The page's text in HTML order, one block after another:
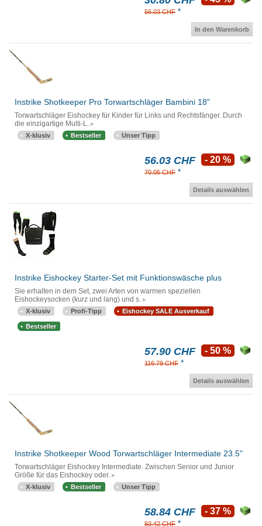
56.03 CHF *
In den Warenkorb
Instrike Shotkeeper Pro Torwartschläger Bambini 18"
Torwartschläger Eishockey für Kinder für Links und Rechtsfänger. Durch
die einzigartige Multi-L.
X-klusiv Bestseller Unser Tipp
56.03 CHF
70.05 CHF *
- 20 %
Details auswählen
Instrike Eishockey Starter-Set mit Funktionswäsche plus
Sie erhalten in dem Set, zwei Arten von warmen speziellen
Eishockeysocken (kurz und lang) und s.
X-klusiv Profi-Tipp Eishockey SALE Ausverkauf
Bestseller
57.90 CHF
116.79 CHF *
- 50 %
Details auswählen
Instrike Shotkeeper Wood Torwartschläger Intermediate 23.5"
Torwartschläger Eishockey Intermediate. Zwischen Senior und Junior
Größe für das Eishockey oder.
X-klusiv Bestseller Unser Tipp
58.84 CHF
93.42 CHF *
- 37 %